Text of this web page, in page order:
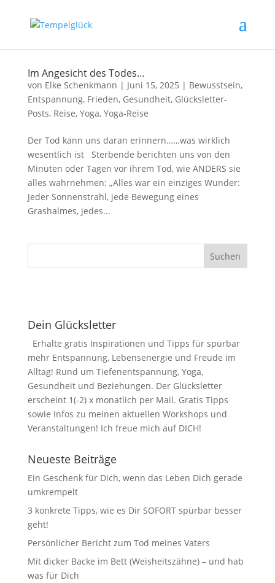
Im Angesicht des Todes…
von Elke Schenkmann | Juni 15, 2025 | Bewusstsein,
Entspannung, Frieden, Gesundheit, Glücksletter-
Posts, Reise, Yoga, Yoga-Reise
Der Tod kann uns daran erinnern……was wirklich
wesentlich ist Sterbende berichten uns von den
Minuten oder Tagen vor ihrem Tod, wie ANDERS sie
alles wahrnehmen: „Alles war ein einziges Wunder:
Jeder Sonnenstrahl, jede Bewegung eines
Grashalmes, jedes...
Dein Glücksletter
Erhalte gratis Inspirationen und Tipps für spürbar
mehr Entspannung, Lebensenergie und Freude im
Alltag! Rund um Tiefenentspannung, Yoga,
Gesundheit und Beziehungen. Der Glücksletter
erscheint 1(-2) x monatlich per Mail. Gratis Tipps
sowie Infos zu meinen aktuellen Workshops und
Veranstaltungen! Ich freue mich auf DICH!
Neueste Beiträge
Ein Geschenk für Dich, wenn das Leben Dich gerade
umkrempelt
3 konkrete Tipps, wie es Dir SOFORT spürbar besser
geht!
Persönlicher Bericht zum Tod meines Vaters
Mit dicker Backe im Bett (Weisheitszähne) – und hab
was für Dich